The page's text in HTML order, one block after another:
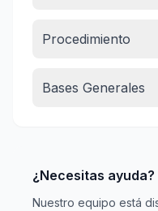
Procedimiento
Bases Generales
¿Necesitas ayuda?
Nuestro equipo está